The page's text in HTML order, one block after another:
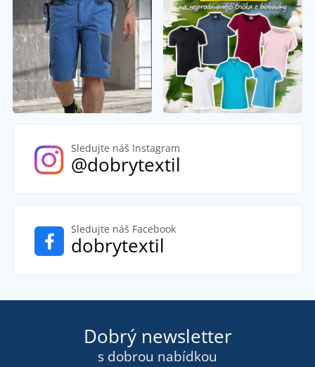
Sledujte náš Instagram
@dobrytextil
Sledujte náš Facebook
dobrytextil
Dobrý newsletter
s dobrou nabídkou